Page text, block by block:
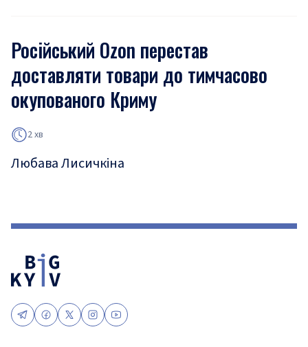
Російський Ozon перестав
доставляти товари до тимчасово
окупованого Криму
2 хв
Любава Лисичкіна